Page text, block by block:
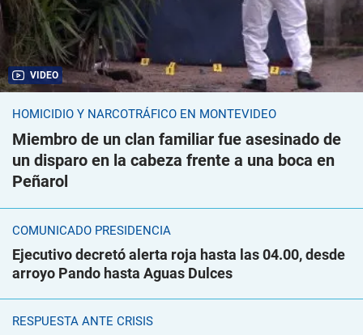
VIDEO
HOMICIDIO Y NARCOTRÁFICO EN MONTEVIDEO
Miembro de un clan familiar fue asesinado de
un disparo en la cabeza frente a una boca en
Peñarol
COMUNICADO PRESIDENCIA
Ejecutivo decretó alerta roja hasta las 04.00, desde
arroyo Pando hasta Aguas Dulces
RESPUESTA ANTE CRISIS